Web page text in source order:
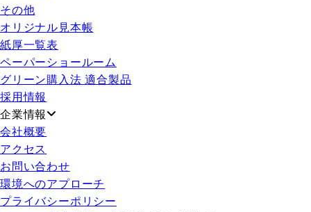
その他
オリジナル見本帳
紙厚一覧表
ペーパーショールーム
グリーン購入法 適合製品
採用情報
企業情報
会社概要
アクセス
お問い合わせ
環境へのアプローチ
プライバシーポリシー